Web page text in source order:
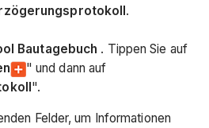
.
Bautagebuch . Tippen Sie auf
" und dann auf
".
Felder, um Informationen